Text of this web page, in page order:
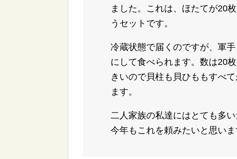
ました。これは、ほたてが20
うセットです。
冷蔵状態で届くのですが、軍
にして食べられます。数は20
きいので貝柱も貝ひももすべ
ます。
二人家族の私達にはとても多
今年もこれを頼みたいと思いま